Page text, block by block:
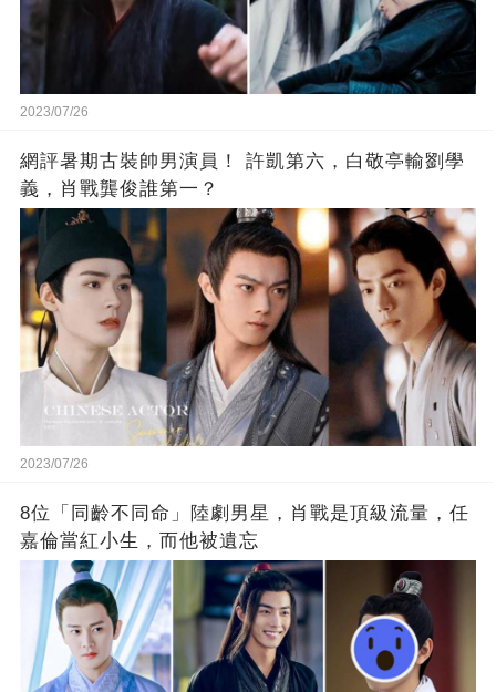
2023/07/26
網評暑期古裝帥男演員！ 許凱第六，白敬亭輸劉學
義，肖戰龔俊誰第一？
2023/07/26
8位「同齡不同命」陸劇男星，肖戰是頂級流量，任
嘉倫當紅小生，而他被遺忘